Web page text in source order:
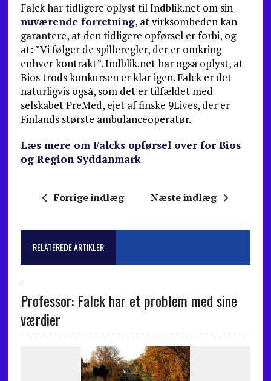
Falck har tidligere oplyst til Indblik.net om sin
nuværende forretning, at virksomheden kan
garantere, at den tidligere opførsel er forbi, og
at: ”Vi følger de spilleregler, der er omkring
enhver kontrakt”. Indblik.net har også oplyst, at
Bios trods konkursen er klar igen. Falck er det
naturligvis også, som det er tilfældet med
selskabet PreMed, ejet af finske 9Lives, der er
Finlands største ambulanceoperatør.
Læs mere om Falcks opførsel over for Bios
og Region Syddanmark
Forrige indlæg Næste indlæg
RELATEREDE ARTIKLER
-
Professor: Falck har et problem med sine
værdier